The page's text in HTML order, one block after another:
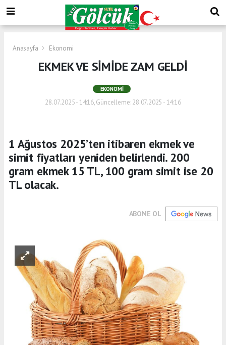
Anasayfa Ekonomi
EKMEK VE SİMİDE ZAM GELDİ
EKONOMI
28.07.2025 - 14:16, Güncelleme: 28.07.2025 - 14:16
1 Ağustos 2025’ten itibaren ekmek ve
simit fiyatları yeniden belirlendi. 200
gram ekmek 15 TL, 100 gram simit ise 20
TL olacak.
ABONE OL